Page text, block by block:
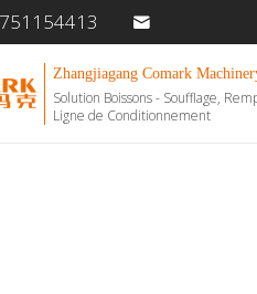
Zhangjiagang Comark
Solution Boissons - Soufflage,
Ligne de Conditionnement